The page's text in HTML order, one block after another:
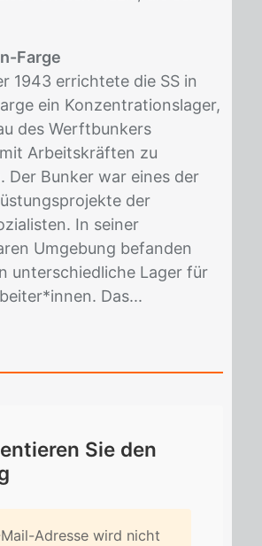
Farge
1943 errichtete die SS in
ein Konzentrationslager,
des Werftbunkers
mit Arbeitskräften zu
Der Bunker war eines der
der
In seiner
Umgebung befanden
unterschiedliche Lager für
Das...
Sie den
Adres­se wird nicht